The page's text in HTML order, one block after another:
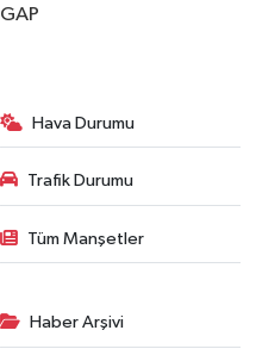
Hava Durumu
Trafik Durumu
Tüm Manşetler
Haber Arşivi